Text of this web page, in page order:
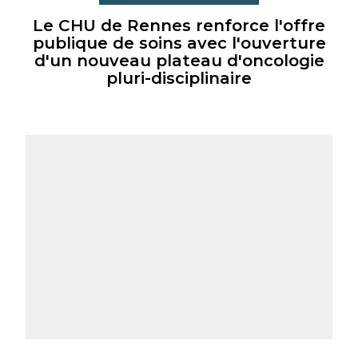
Le CHU de Rennes renforce l'offre
publique de soins avec l'ouverture
d'un nouveau plateau d'oncologie
pluri-disciplinaire